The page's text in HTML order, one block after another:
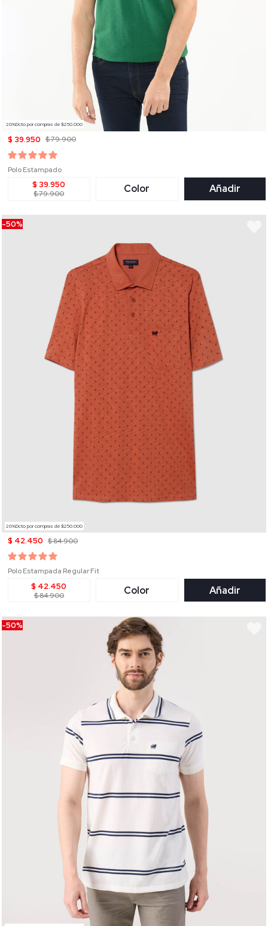
20%Dcto por compras de $250.000
$ 39.950 $ 79.900
Polo Estampado
$ 39.950
$ 79.900 Color Añadir
20%Dcto por compras de $250.000
-50%
$ 42.450 $ 84.900
Polo Estampada Regular Fit
$ 42.450
$ 84.900 Color Añadir
-50%